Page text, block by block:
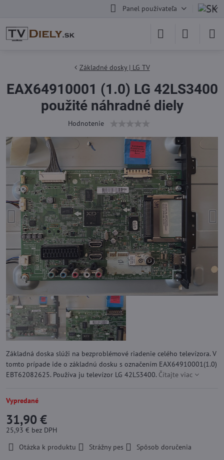
Panel používateľa
Základné dosky | LG TV
EAX64910001 (1.0) LG 42LS3400
použité náhradné diely
Hodnotenie
Základná doska slúži na bezproblémové riadenie celého televízora. V
tomto prípade ide o základnú dosku s označením EAX64910001(1.0)
EBT62082625. Používa ju televízor LG 42LS3400. Čítajte viac
Vypredané
31,90 €
25,93 € bez DPH
Otázka k produktu
Strážny pes
Spôsob doručenia